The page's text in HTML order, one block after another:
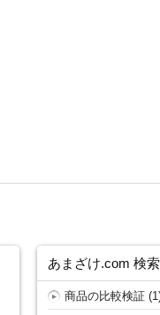
あまざけ.com 検
商品の比較検証